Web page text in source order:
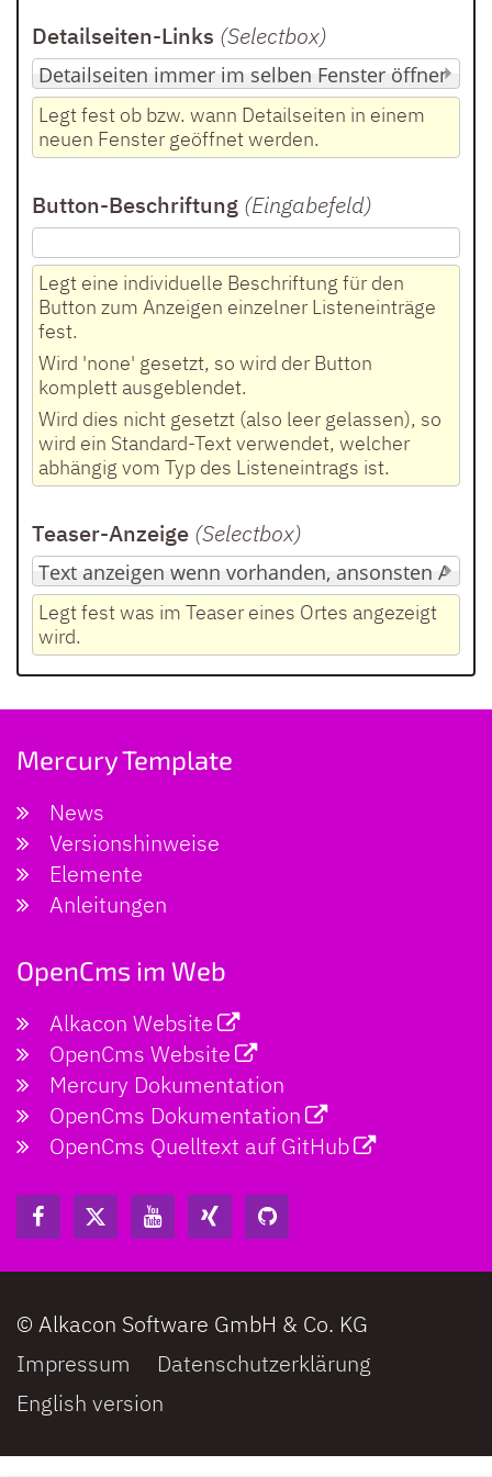
Detailseiten-Links (Selectbox)
Legt fest ob bzw. wann Detailseiten in einem
neuen Fenster geöffnet werden.
Button-Beschriftung (Eingabefeld)
Legt eine individuelle Beschriftung für den
Button zum Anzeigen einzelner Listeneinträge
fest.
Wird 'none' gesetzt, so wird der Button
komplett ausgeblendet.
Wird dies nicht gesetzt (also leer gelassen), so
wird ein Standard-Text verwendet, welcher
abhängig vom Typ des Listeneintrags ist.
Teaser-Anzeige (Selectbox)
Legt fest was im Teaser eines Ortes angezeigt
wird.
Mercury Template
News
Versionshinweise
Elemente
Anleitungen
OpenCms im Web
Alkacon Website
OpenCms Website
Mercury Dokumentation
OpenCms Dokumentation
OpenCms Quelltext auf GitHub
© Alkacon Software GmbH & Co. KG
Impressum
Datenschutzerklärung
English version